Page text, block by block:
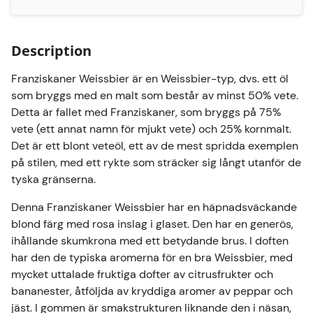
Sammantaget är Franziskaner ett exceptionellt öl,
veteölsstilen. Veteöl kan ha många liknande namn,
t.ex. Weizen, Hefeweizen, Weissbier, Kristalweiss
osv.
SMAKRÅD
För att få ut så mycket som möjligt av den bör
den avnjutas kyld, vid en temperatur på ca 6°C, i
Franziskaner Weissbier är ett veteöl och passar
därför mycket bra till festliga rätter som ostron,
kaviar eller rökt lax. Överlag kan du kombinera det
med alla typer av fisk och skaldjur. Dess krämiga,
lena konsistens och lätt syrliga smak kompletterar
Description
Franziskaner Weissbier är en Weissbier-typ, dvs. ett öl
som bryggs med en malt som består av minst 50% vete.
Detta är fallet med Franziskaner, som bryggs på 75%
vete (ett annat namn för mjukt vete) och 25% kornmalt.
Det är ett blont veteöl, ett av de mest spridda exemplen
på stilen, med ett rykte som sträcker sig långt utanför de
tyska gränserna.
Denna Franziskaner Weissbier har en häpnadsväckande
blond färg med rosa inslag i glaset. Den har en generös,
ihållande skumkrona med ett betydande brus. I doften
har den de typiska aromerna för en bra Weissbier, med
mycket uttalade fruktiga dofter av citrusfrukter och
bananester, åtföljda av kryddiga aromer av peppar och
jäst. I gommen är smakstrukturen liknande den i näsan,